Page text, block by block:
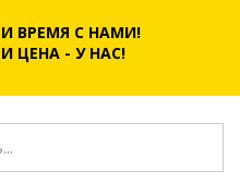
ВРЕМЯ С НАМИ!
ЦЕНА - У НАС!